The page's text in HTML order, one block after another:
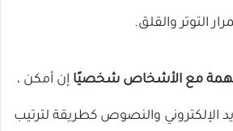
التوتر والقلق.
مهمة مع الأشخاص شخصيًا إن أمكن ،
الإلكتروني والنصوص كطريقة لترتيب